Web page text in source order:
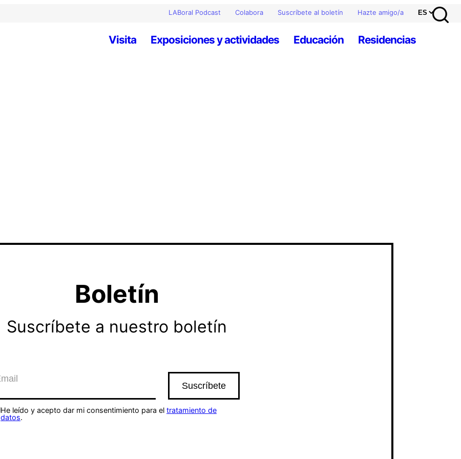
LABoral Podcast Colabora Suscríbete al boletín Hazte amigo/a
Visita Exposiciones y actividades Educación Residencias
Boletín
Suscríbete a nuestro boletín
He leído y acepto dar mi consentimiento para el tratamiento de
datos.